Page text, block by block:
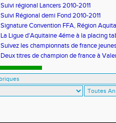
Suivi régional Lancers 2010-2011
Suivi Régional demi Fond 2010-2011
Signature Convention FFA, Région
La Ligue d'Aquitaine 4éme à la placing
Suivez les championnats de france
Deux titres de champion de france à